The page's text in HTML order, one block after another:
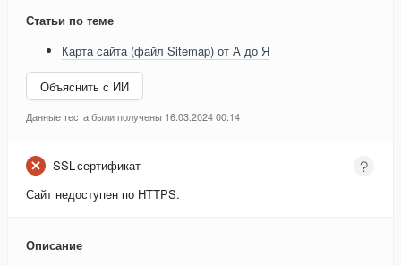
Статьи по теме
Карта сайта (файл Sitemap) от А до Я
Объяснить с ИИ
Данные теста были получены 16.03.2024 00:14
SSL-сертификат
Сайт недоступен по HTTPS.
Описание